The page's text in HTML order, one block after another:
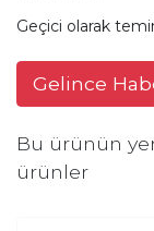
Geçici olarak
Gelince
Bu ürünün
ürünler